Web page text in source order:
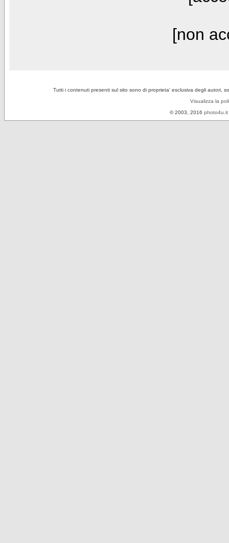
[non
Tutti i contenuti presenti sul sito sono di proprieta' esclusiva degli autori,
Visualizza la
© 2003, 2016 photo4u.it